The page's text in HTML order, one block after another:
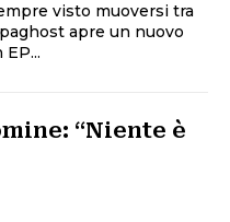
visto muoversi tra
apre un nuovo
“Niente è